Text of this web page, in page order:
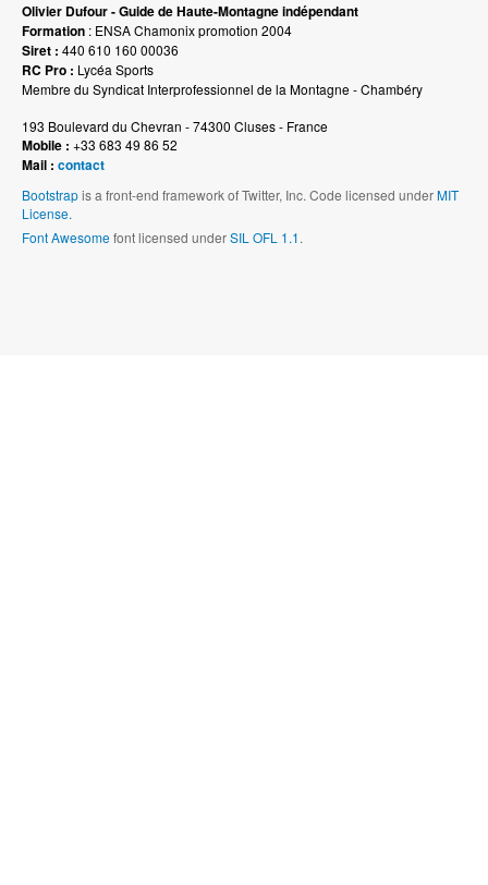
Olivier Dufour - Guide de Haute-Montagne indépendant
Formation : ENSA Chamonix promotion 2004
Siret : 440 610 160 00036
RC Pro : Lycéa Sports
Membre du Syndicat Interprofessionnel de la Montagne - Chambéry
193 Boulevard du Chevran - 74300 Cluses - France
Mobile : +33 683 49 86 52
Mail : contact
Bootstrapis a front-end framework of Twitter, Inc. Code licensed underMIT
License.
Font Awesomefont licensed underSIL OFL 1.1.